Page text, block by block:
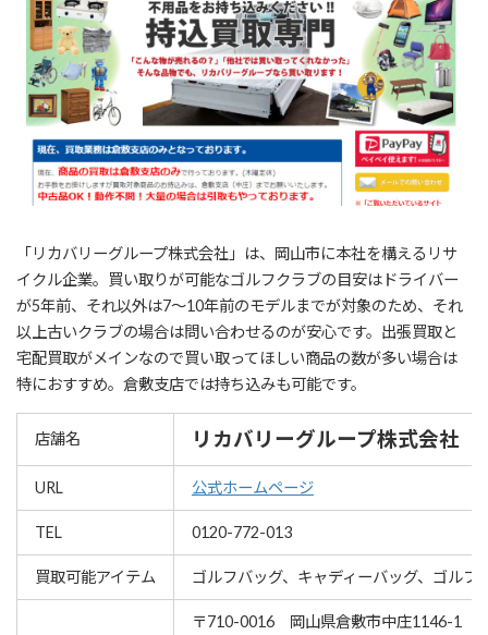
「リカバリーグループ株式会社」は、岡山市に本社を構えるリサ
イクル企業。買い取りが可能なゴルフクラブの目安はドライバー
が5年前、それ以外は7～10年前のモデルまでが対象のため、それ
以上古いクラブの場合は問い合わせるのが安心です。出張買取と
宅配買取がメインなので買い取ってほしい商品の数が多い場合は
特におすすめ。倉敷支店では持ち込みも可能です。
店舗名 リカバリーグループ株式会社
URL 公式ホームページ
TEL 0120-772-013
買取可能アイテム ゴルフバッグ、キャディーバッグ、ゴルフ
〒710-0016 岡山県倉敷市中庄1146-1